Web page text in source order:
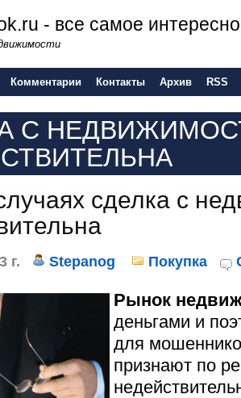
- все самое
Комментарии Контакты Архив RSS
С
сделка с
г. Stepanog Покупка
Рынок
деньгами и
для
признают по